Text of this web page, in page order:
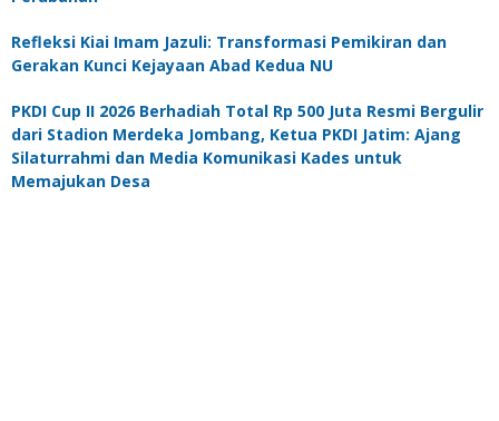
Refleksi Kiai Imam Jazuli: Transformasi Pemikiran dan
Gerakan Kunci Kejayaan Abad Kedua NU
PKDI Cup II 2026 Berhadiah Total Rp 500 Juta Resmi Bergulir
dari Stadion Merdeka Jombang, Ketua PKDI Jatim: Ajang
Silaturrahmi dan Media Komunikasi Kades untuk
Memajukan Desa